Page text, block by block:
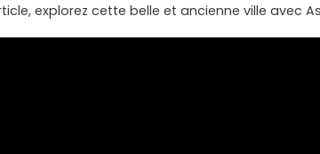
explorez cette belle et ancienne ville avec